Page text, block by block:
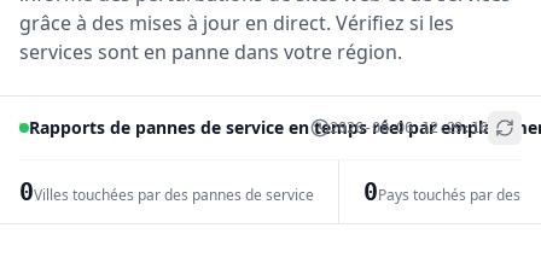
grâce à des mises à jour en direct. Vérifiez si les
services sont en panne dans votre région.
Rapports de pannes de service en temps réel par
2026-08-06 12:29:16
0Villes touchées par des pannes de service 0Pays touchés par des
+